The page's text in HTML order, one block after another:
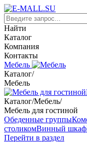
Найти
Каталог
Компания
Контакты
Мебель
Каталог/
Мебель
Каталог/Мебель/
Мебель для гостиной
Обеденные группы
столикомВинный шкаф
Перейти в раздел